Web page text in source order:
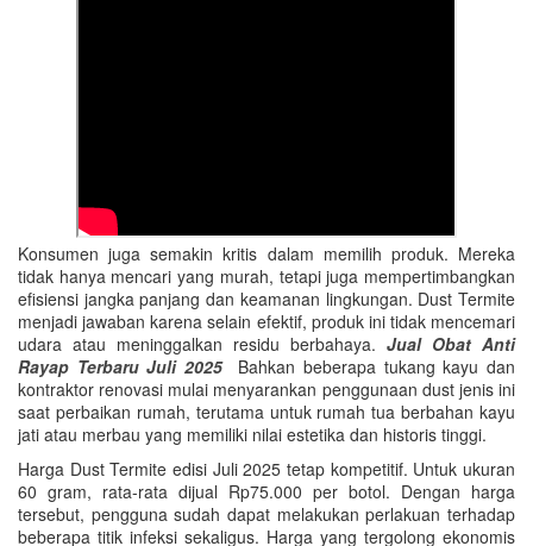
Konsumen juga semakin kritis dalam memilih produk. Mereka
tidak hanya mencari yang murah, tetapi juga mempertimbangkan
efisiensi jangka panjang dan keamanan lingkungan. Dust Termite
menjadi jawaban karena selain efektif, produk ini tidak mencemari
udara atau meninggalkan residu berbahaya. Jual Obat Anti
Rayap Terbaru Juli 2025Bahkan beberapa tukang kayu dan
kontraktor renovasi mulai menyarankan penggunaan dust jenis ini
saat perbaikan rumah, terutama untuk rumah tua berbahan kayu
jati atau merbau yang memiliki nilai estetika dan historis tinggi.
Harga Dust Termite edisi Juli 2025 tetap kompetitif. Untuk ukuran
60 gram, rata-rata dijual Rp75.000 per botol. Dengan harga
tersebut, pengguna sudah dapat melakukan perlakuan terhadap
beberapa titik infeksi sekaligus. Harga yang tergolong ekonomis